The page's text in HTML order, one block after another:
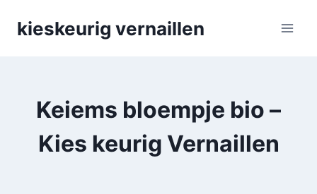
kieskeurig vernaillen
Keiems bloempje bio –
Kies keurig Vernaillen